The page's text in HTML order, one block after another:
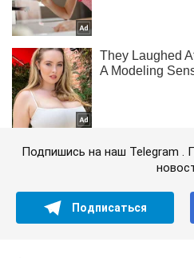
Подпишись на наш Telegram .
Подписаться